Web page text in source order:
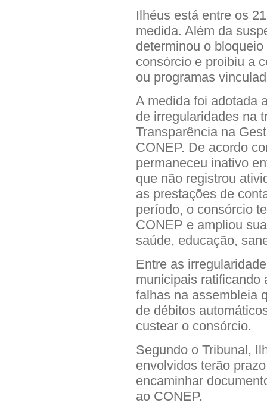
Ilhéus está entre os
medida. Além da
determinou o
consórcio e proibiu a
ou programas
A medida foi adotada
de irregularidades na
Transparência na
CONEP. De acordo
permaneceu inativo
que não registrou
as prestações de
período, o consórcio
CONEP e ampliou
saúde, educação,
Entre as
municipais ratificando
falhas na assembleia
de débitos
custear o consórcio.
Segundo o Tribunal,
envolvidos terão
encaminhar
ao CONEP.